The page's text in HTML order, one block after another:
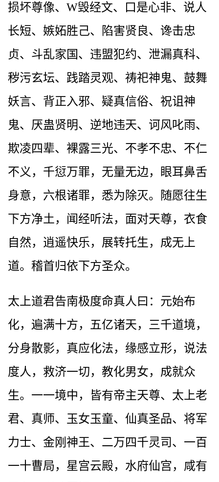
损坏尊像、W毁经文、口是心非、说人
长短、嫉妬胜己、陷害贤良、谗击忠
贞、斗乱家国、违盟犯约、泄漏真科、
秽污玄坛、践踏灵观、祷祀神鬼、鼓舞
妖言、背正入邪、疑真信俗、祝诅神
鬼、厌蛊贤明、逆地违天、诃风叱雨、
欺凌四辈、裸露三光、不孝不忠、不仁
不义，千愆万罪，无量无边，眼耳鼻舌
身意，六根诸罪，悉为除灭。随愿往生
下方净土，闻经听法，面对天尊，衣食
自然，逍遥快乐，展转托生，成无上
道。稽首归依下方圣众。
太上道君告南极度命真人曰：元始布
化，遍满十方，五亿诸天，三千道境，
分身散影，真应化法，缘感立形，说法
度人，救济一切，教化男女，成就众
生。一一境中，皆有帝主天尊、太上老
君、真师、玉女玉童、仙真圣品、将军
力士、金刚神王、二万四千灵司、一百
一十曹局，星宫云殿，水府仙宫，咸有